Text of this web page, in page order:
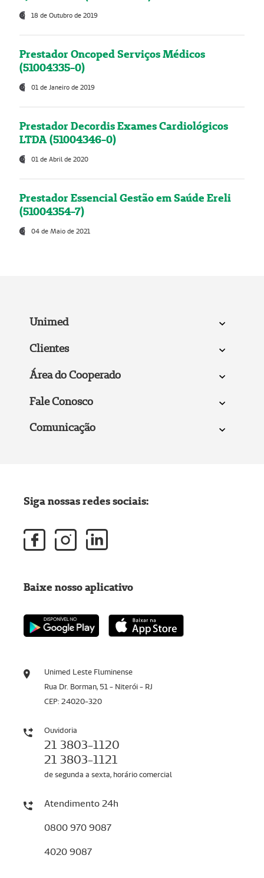
18 de Outubro de 2019
Prestador Oncoped Serviços Médicos
(51004335-0)
01 de Janeiro de 2019
Prestador Decordis Exames Cardiológicos
LTDA (51004346-0)
01 de Abril de 2020
Prestador Essencial Gestão em Saúde Ereli
(51004354-7)
04 de Maio de 2021
Unimed
Clientes
Área do Cooperado
Fale Conosco
Comunicação
Unimed Leste Fluminense
Rua Dr. Borman, 51 - Niterói - RJ
CEP: 24020-320
Ouvidoria
21 3803-1120
21 3803-1121
de segunda a sexta, horário comercial
Atendimento 24h
0800 970 9087
4020 9087
Siga nossas redes sociais:
Baixe nosso aplicativo